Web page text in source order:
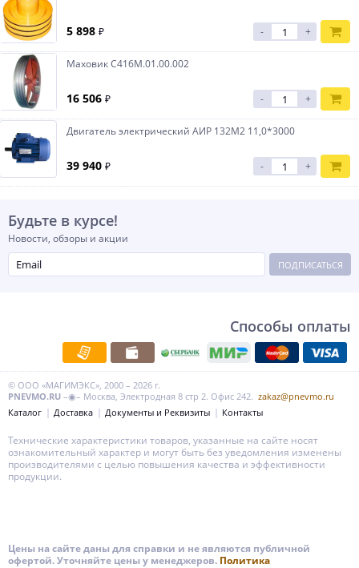
5 898 ₽ - +
Маховик С416М.01.00.002
16 506 ₽ - +
Двигатель электрический АИР 132М2 11,0*3000
39 940 ₽ - +
Будьте в курсе!
Новости, обзоры и акции
ПОДПИСАТЬСЯ
Способы оплаты
© ООО «МАГИМЭКС», 2000 – 2026 г.
PNEVMO.RU –◉– Москва, Электродная 8 стр 2. Офис 242. zakaz@pnevmo.ru
Каталог
Доставка Документы и Реквизиты Контакты
Технические характеристики товаров, указанные на сайте носят
ознакомительный характер и могут быть без уведомления изменены
производителями с целью повышения качества и эффективности
продукции.
Цены на сайте даны для справки и не являются публичной
офертой. Уточняйте цены у менеджеров. Политика